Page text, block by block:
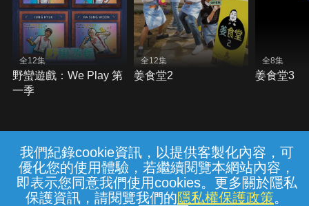
我們紀錄cookie資訊，以提供客製化內容，可
優化您的使用體驗，若繼續閱覽本網站內容，
即表示您同意我們使用cookies。更多關於隱私
保護資訊，請閱覽我們的隱私權保護政策。
全12集
野蠻遊戲：We Play 第
一季
全12集
姜食堂2
全8集
姜食堂3
常見問題 線上客服 服務條款 隱私權保護
{{notifyMsg}}